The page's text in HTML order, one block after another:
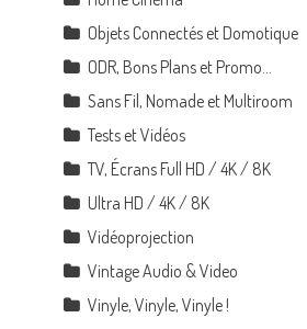
Objets Connectés et Domotique
ODR, Bons Plans et Promo…
Sans Fil, Nomade et Multiroom
Tests et Vidéos
TV, Écrans Full HD / 4K / 8K
Ultra HD / 4K / 8K
Vidéoprojection
Vintage Audio & Video
Vinyle, Vinyle, Vinyle !